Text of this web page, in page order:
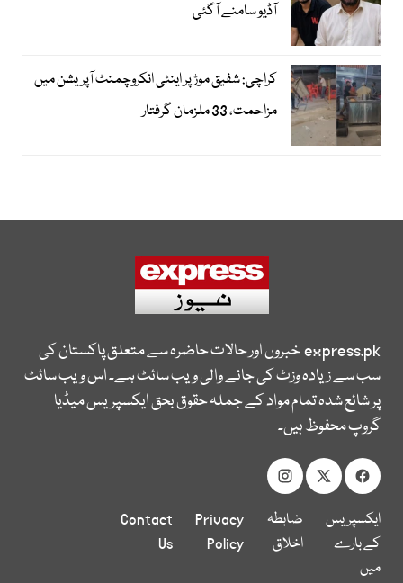
آڈیو سامنے آگئی
کراچی: شفیق موڑ پر اینٹی انکروچمنٹ آپریشن میں
مزاحمت، 33 ملزمان گرفتار
express.pkخبروں اور حالات حاضرہ سے متعلق پاکستان کی
سب سے زیادہ وزٹ کی جانے والی ویب سائٹ ہے۔ اس ویب سائٹ
پر شائع شدہ تمام مواد کے جملہ حقوق بحق ایکسپریس میڈیا
گروپ محفوظ ہیں۔
ایکسپریس
کے بارے
میں
ضابطہ
اخلاق
Privacy
Policy
Contact
Us